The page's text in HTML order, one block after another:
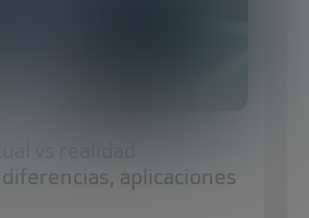
vs realidad
aplicaciones